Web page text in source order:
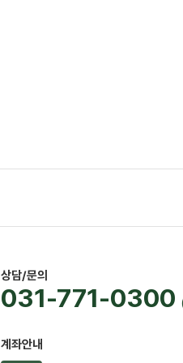
상담/문의
031-771-0300
계좌안내